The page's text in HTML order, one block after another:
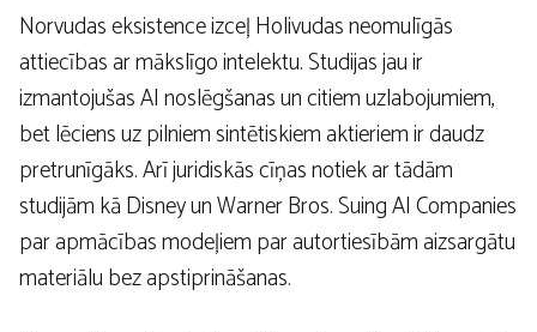
Norvudas eksistence izceļ Holivudas neomulīgās
attiecības ar mākslīgo intelektu. Studijas jau ir
izmantojušas AI noslēgšanas un citiem uzlabojumiem,
bet lēciens uz pilniem sintētiskiem aktieriem ir daudz
pretrunīgāks. Arī juridiskās cīņas notiek ar tādām
studijām kā Disney un Warner Bros. Suing AI Companies
par apmācības modeļiem par autortiesībām aizsargātu
materiālu bez apstiprināšanas.